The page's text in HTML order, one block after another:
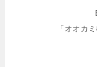
「オオカ